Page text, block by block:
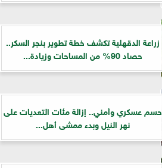
زراعة الدقهلية تكشف خطة تطوير بنجر السكر..
حصاد 90% من المساحات وزيادة...
حسم عسكري وأمني.. إزالة مئات التعديات على
نهر النيل وبدء ممشى أهل...